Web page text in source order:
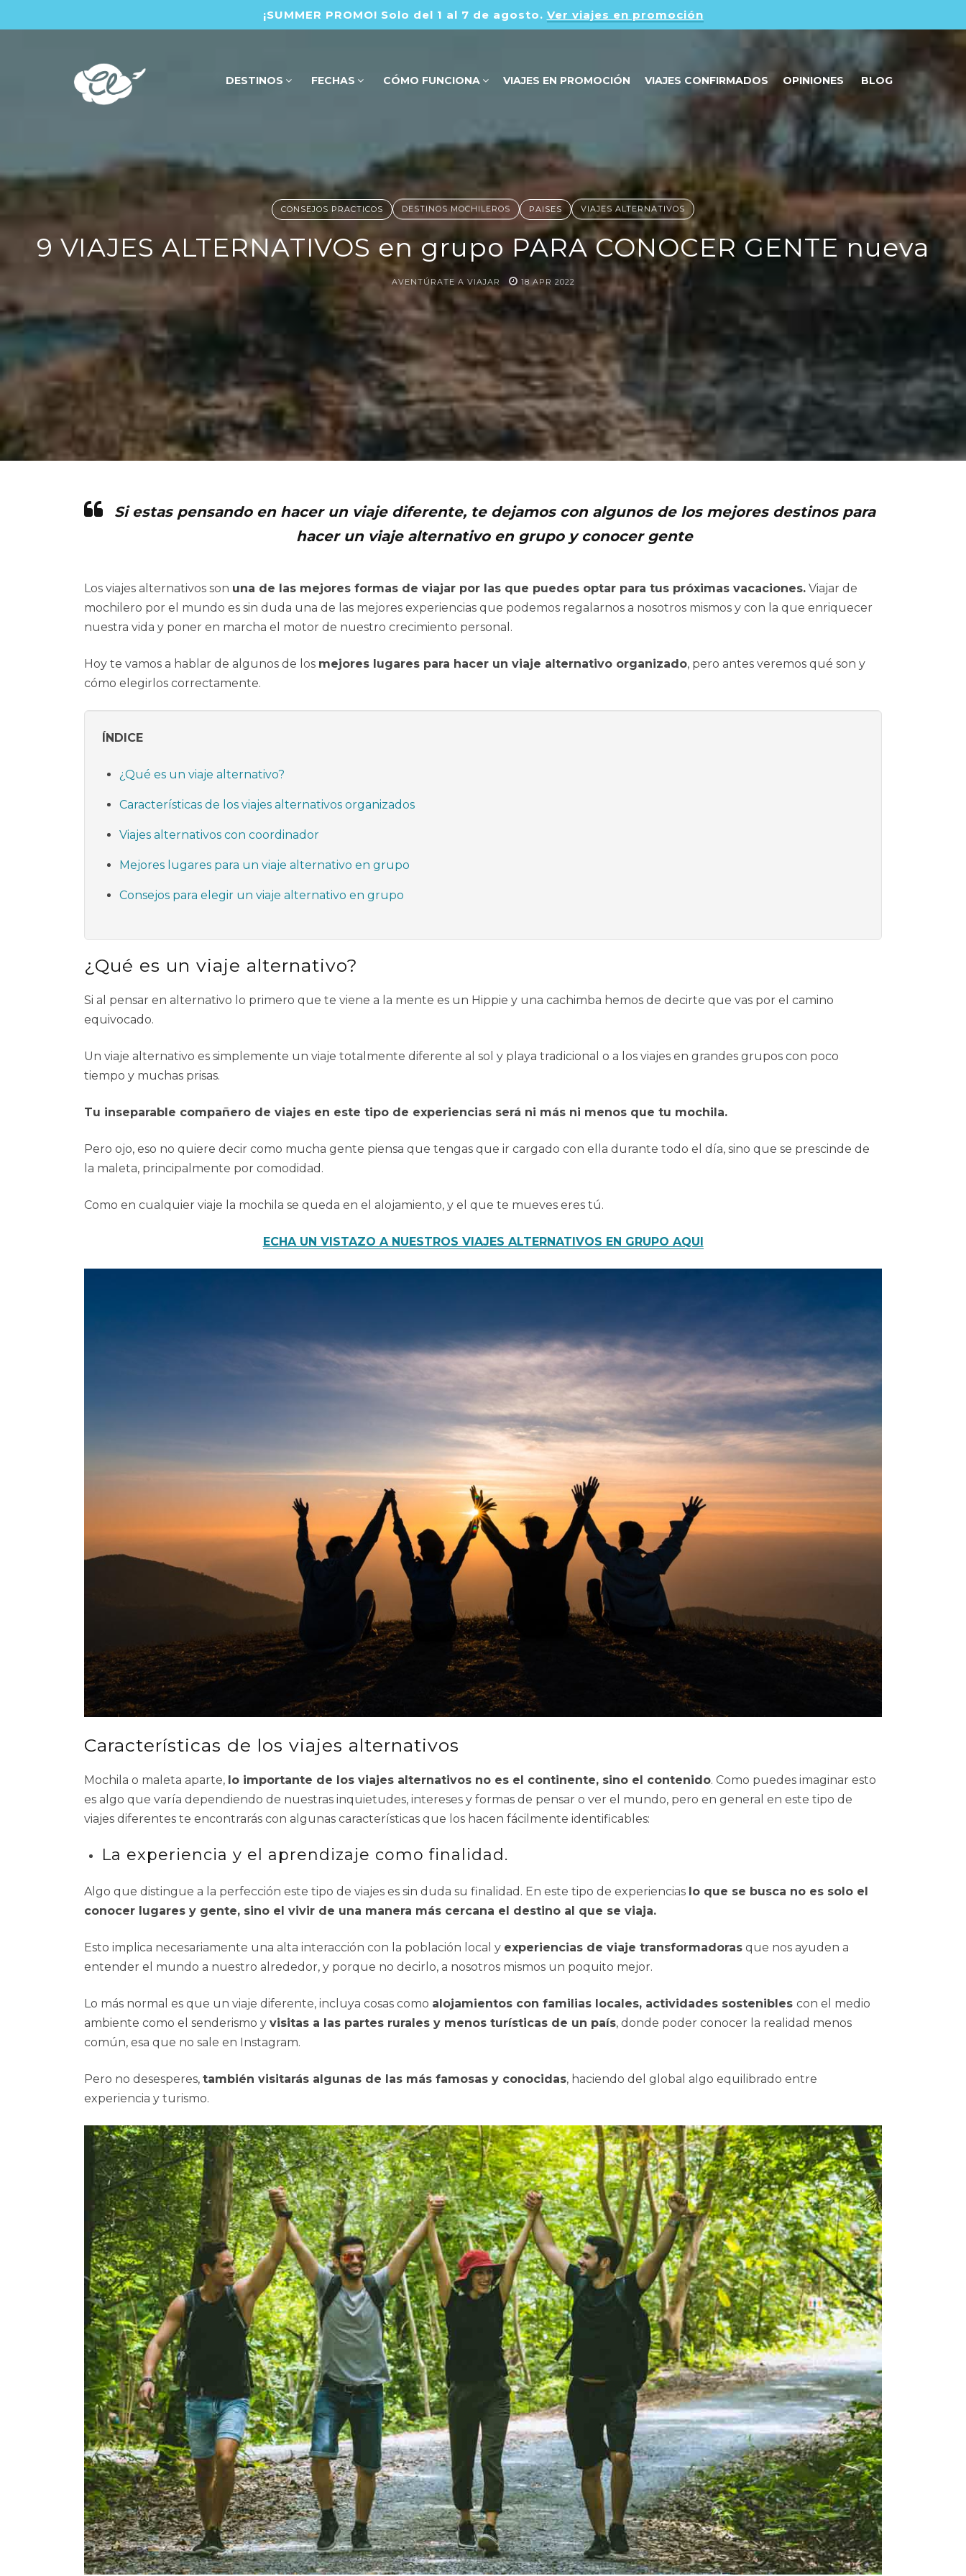
¡SUMMER PROMO! Solo del 1 al 7 de agosto. Ver viajes en promoción
DESTINOS FECHAS CÓMO FUNCIONA VIAJES EN PROMOCIÓN VIAJES CONFIRMADOS OPINIONES BLOG
CONSEJOS PRACTICOS DESTINOS MOCHILEROS PAISES VIAJES ALTERNATIVOS
9 VIAJES ALTERNATIVOS en grupo PARA CONOCER GENTE nueva
AVENTÚRATE A VIAJAR 18 APR 2022
Si estas pensando en hacer un viaje diferente, te dejamos con algunos de los mejores destinos para
hacer un viaje alternativo en grupo y conocer gente
Los viajes alternativos son una de las mejores formas de viajar por las que puedes optar para tus próximas vacaciones. Viajar de
mochilero por el mundo es sin duda una de las mejores experiencias que podemos regalarnos a nosotros mismos y con la que enriquecer
nuestra vida y poner en marcha el motor de nuestro crecimiento personal.
Hoy te vamos a hablar de algunos de los mejores lugares para hacer un viaje alternativo organizado, pero antes veremos qué son y
cómo elegirlos correctamente.
ÍNDICE
¿Qué es un viaje alternativo?
Características de los viajes alternativos organizados
Viajes alternativos con coordinador
Mejores lugares para un viaje alternativo en grupo
Consejos para elegir un viaje alternativo en grupo
¿Qué es un viaje alternativo?
Si al pensar en alternativo lo primero que te viene a la mente es un Hippie y una cachimba hemos de decirte que vas por el camino
equivocado.
Un viaje alternativo es simplemente un viaje totalmente diferente al sol y playa tradicional o a los viajes en grandes grupos con poco
tiempo y muchas prisas.
Tu inseparable compañero de viajes en este tipo de experiencias será ni más ni menos que tu mochila.
Pero ojo, eso no quiere decir como mucha gente piensa que tengas que ir cargado con ella durante todo el día, sino que se prescinde de
la maleta, principalmente por comodidad.
Como en cualquier viaje la mochila se queda en el alojamiento, y el que te mueves eres tú.
ECHA UN VISTAZO A NUESTROS VIAJES ALTERNATIVOS EN GRUPO AQUI
Características de los viajes alternativos
Mochila o maleta aparte, lo importante de los viajes alternativos no es el continente, sino el contenido. Como puedes imaginar esto
es algo que varía dependiendo de nuestras inquietudes, intereses y formas de pensar o ver el mundo, pero en general en este tipo de
viajes diferentes te encontrarás con algunas características que los hacen fácilmente identificables:
La experiencia y el aprendizaje como finalidad.
Algo que distingue a la perfección este tipo de viajes es sin duda su finalidad. En este tipo de experiencias lo que se busca no es solo el
conocer lugares y gente, sino el vivir de una manera más cercana el destino al que se viaja.
Esto implica necesariamente una alta interacción con la población local y experiencias de viaje transformadoras que nos ayuden a
entender el mundo a nuestro alrededor, y porque no decirlo, a nosotros mismos un poquito mejor.
Lo más normal es que un viaje diferente, incluya cosas como alojamientos con familias locales, actividades sostenibles con el medio
ambiente como el senderismo y visitas a las partes rurales y menos turísticas de un país, donde poder conocer la realidad menos
común, esa que no sale en Instagram.
Pero no desesperes, también visitarás algunas de las más famosas y conocidas, haciendo del global algo equilibrado entre
experiencia y turismo.